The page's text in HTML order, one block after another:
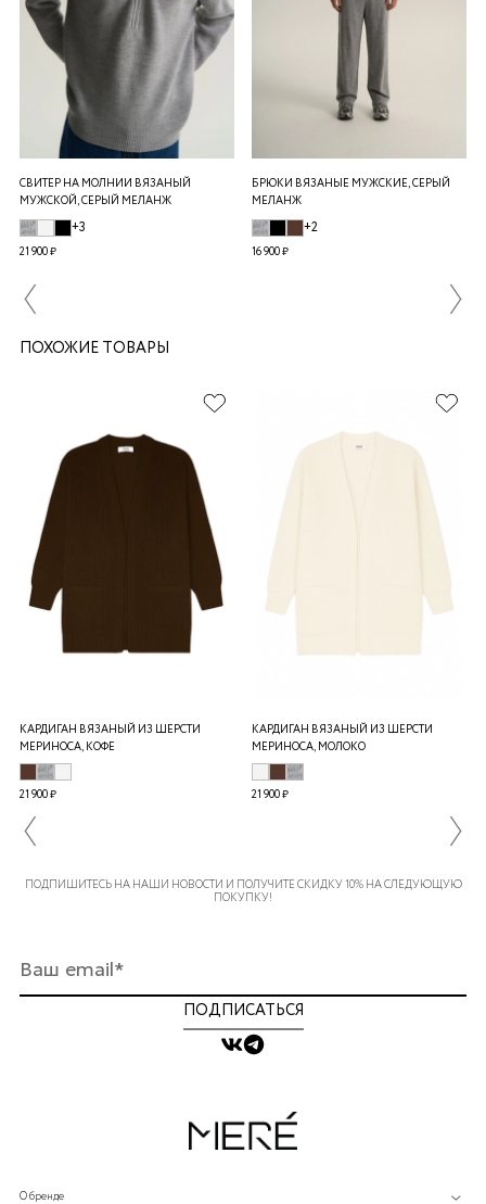
СВИТЕР НА МОЛНИИ ВЯЗАНЫЙ
МУЖСКОЙ, СЕРЫЙ МЕЛАНЖ
+3
21 900 ₽
БРЮКИ ВЯЗАНЫЕ МУЖСКИЕ, СЕРЫЙ
МЕЛАНЖ
+2
16 900 ₽
ПОХОЖИЕ ТОВАРЫ
КАРДИГАН ВЯЗАНЫЙ ИЗ ШЕРСТИ
МЕРИНОСА, КОФЕ
21 900 ₽
КАРДИГАН ВЯЗАНЫЙ ИЗ ШЕРСТИ
МЕРИНОСА, МОЛОКО
21 900 ₽
ПОДПИШИТЕСЬ НА НАШИ НОВОСТИ И ПОЛУЧИТЕ СКИДКУ 10% НА СЛЕДУЮЩУЮ
ПОКУПКУ!
ПОДПИСАТЬСЯ
О бренде